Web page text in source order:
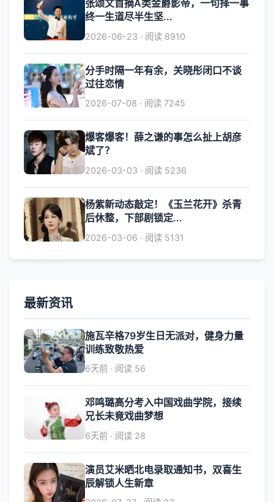
张颂文首摘A类金爵影帝，一句择一事
终一生道尽半生坚...
2026-06-23 · 阅读 8910
分手时隔一年有余，关晓彤闭口不谈
过往恋情
2026-07-08 · 阅读 7245
爆客爆客！薛之谦的事怎么扯上胡彦
斌了？
2026-03-03 · 阅读 5236
杨紫新动态敲定！《玉兰花开》杀青
后休整，下部剧锁定...
2026-03-06 · 阅读 5131
最新资讯
施瓦辛格79岁生日无派对，健身力量
训练致敬热爱
6天前 · 阅读 56
邓鸣璐高分考入中国戏曲学院，接续
兄长未竟戏曲梦想
6天前 · 阅读 28
演员艾米晒北电录取通知书，双喜生
辰解锁人生新章